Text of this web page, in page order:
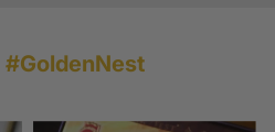
#GoldenNest